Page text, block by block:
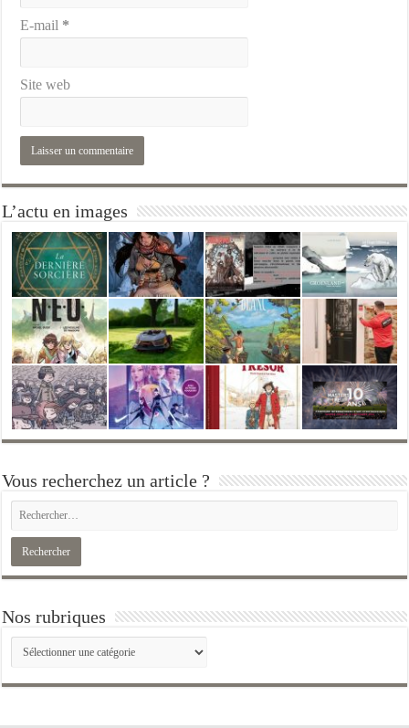
E-mail *
Site web
L’actu en images
Vous recherchez un article ?
Nos rubriques
Nos
rubriques